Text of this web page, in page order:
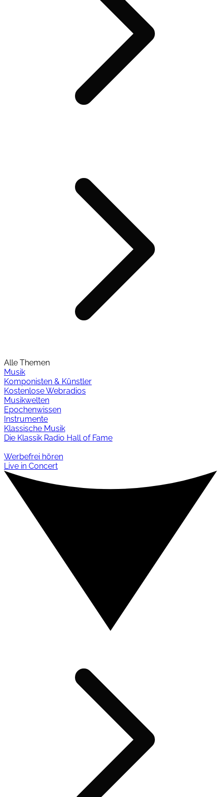
Alle Themen
Musik
Komponisten & Künstler
Kostenlose Webradios
Musikwelten
Epochenwissen
Instrumente
Klassische Musik
Die Klassik Radio Hall of Fame
Werbefrei hören
Live in Concert